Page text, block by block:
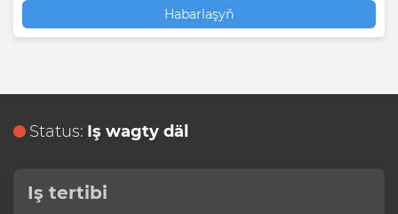
Habarlaşyň
Status: Iş wagty däl
Iş tertibi